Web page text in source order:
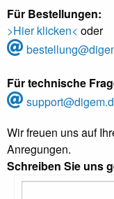
Für Bestellungen:
>Hier klicken< oder
Für technische
Wir freuen uns auf
Anregungen.
Schreiben Sie uns